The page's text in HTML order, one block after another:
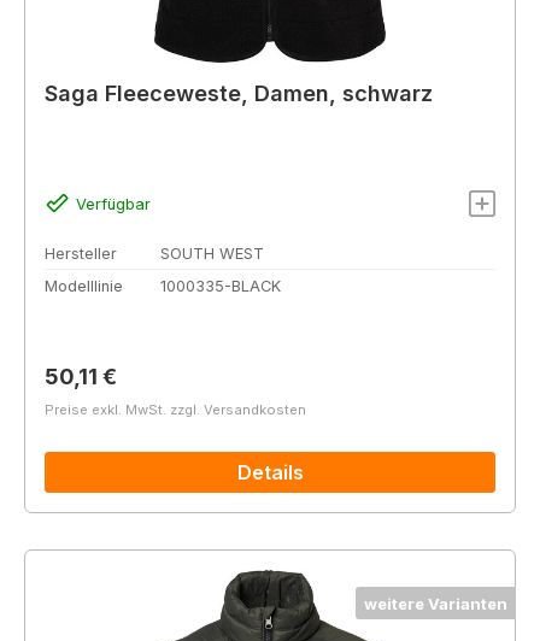
Saga Fleeceweste, Damen, schwarz
Verfügbar
Hersteller
SOUTH WEST
Modelllinie
1000335-BLACK
Regulärer Preis:
50,11 €
Preise exkl. MwSt. zzgl. Versandkosten
Details
weitere Varianten